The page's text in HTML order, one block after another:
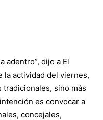
adentro”, dijo a El
la actividad del viernes,
sino más
es convocar a
concejales,